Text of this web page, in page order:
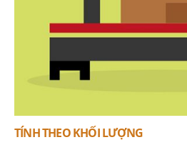
TÍNH THEO KHỐI LƯỢNG